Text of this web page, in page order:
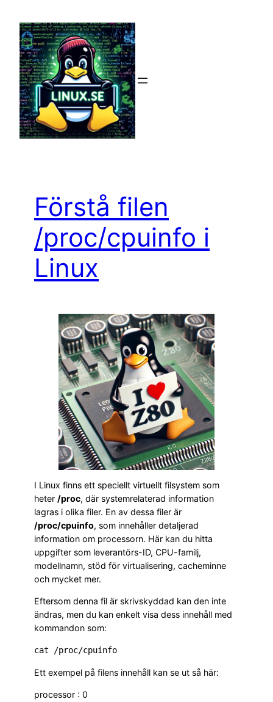
innehåll
Förstå filen
/proc/cpuinfo i
Linux
I Linux finns ett speciellt virtuellt filsystem som
heter /proc, där systemrelaterad information
lagras i olika filer. En av dessa filer är
/proc/cpuinfo, som innehåller detaljerad
information om processorn. Här kan du hitta
uppgifter som leverantörs-ID, CPU-familj,
modellnamn, stöd för virtualisering, cacheminne
och mycket mer.
Eftersom denna fil är skrivskyddad kan den inte
ändras, men du kan enkelt visa dess innehåll med
kommandon som:
Ett exempel på filens innehåll kan se ut så här:
processor : 0